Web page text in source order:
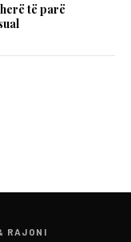
të parë
RAJONI